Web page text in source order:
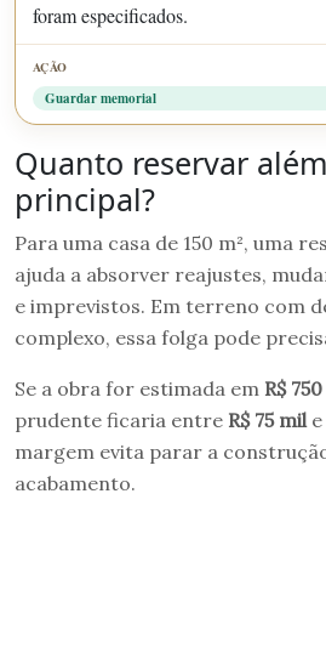
foram especificados.
Guardar memorial
Quanto reservar
principal?
Para uma casa de 150 m², uma
ajuda a absorver reajustes,
e imprevistos. Em terreno com
complexo, essa folga pode
Se a obra for estimada em R$
prudente ficaria entre R$ 75 mil e
margem evita parar a
acabamento.